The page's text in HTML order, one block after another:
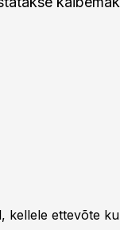
kellele ettevõte